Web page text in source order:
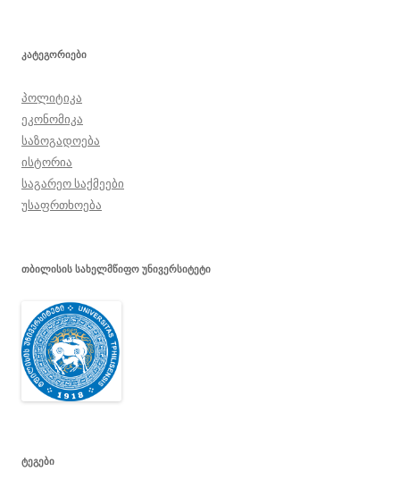
ᲙᲐᲢᲔᲒᲝᲠᲘᲔᲑᲘ
პოლიტიკა
ეკონომიკა
საზოგადოება
ისტორია
საგარეო საქმეები
უსაფრთხოება
ᲗᲑᲘᲚᲘᲡᲘᲡ ᲡᲐᲮᲔᲚᲛᲬᲘᲤᲝ ᲣᲜᲘᲕᲔᲠᲡᲘᲢᲔᲢᲘ
ᲢᲔᲒᲔᲑᲘ